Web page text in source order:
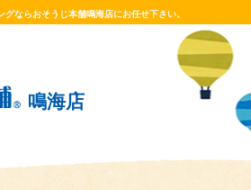
ならおそうじ本舗鳴海店にお任せ下さい。
鳴海店